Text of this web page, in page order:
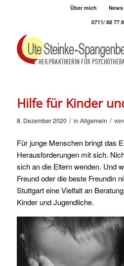
Über mich News
0711/ 88 77
Hilfe für Kinder
8. Dezember 2020 / in Allgemein / von
Für junge Menschen bringt das
Herausforderungen mit sich.
sich an die Eltern wenden. Und
Freund oder die beste Freundin
Stuttgart eine Vielfalt an
Kinder und Jugendliche.